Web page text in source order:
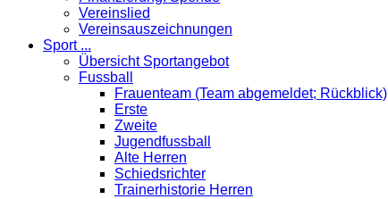
Vereinslied
Vereinsauszeichnungen
Sport ...
Übersicht Sportangebot
Fussball
Frauenteam (Team abgemeldet; Rückblick)
Erste
Zweite
Jugendfussball
Alte Herren
Schiedsrichter
Trainerhistorie Herren